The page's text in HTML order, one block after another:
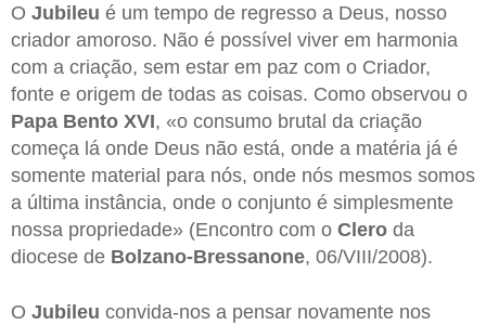
O Jubileu é um tempo de regresso a Deus, nosso
criador amoroso. Não é possível viver em harmonia
com a criação, sem estar em paz com o Criador,
fonte e origem de todas as coisas. Como observou o
Papa Bento XVI, «o consumo brutal da criação
começa lá onde Deus não está, onde a matéria já é
somente material para nós, onde nós mesmos somos
a última instância, onde o conjunto é simplesmente
nossa propriedade» (Encontro com o Clero da
diocese de Bolzano-Bressanone, 06/VIII/2008).
O Jubileu convida-nos a pensar novamente nos